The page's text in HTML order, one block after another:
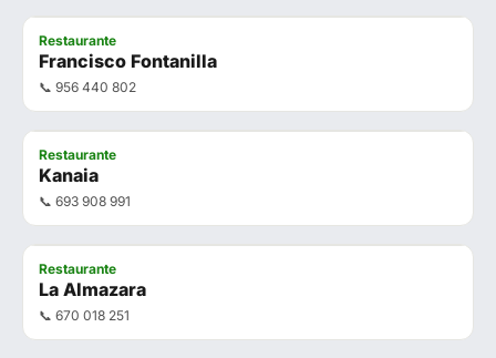
Restaurante
Francisco Fontanilla
📞 956 440 802
Restaurante
Kanaia
📞 693 908 991
Restaurante
La Almazara
📞 670 018 251